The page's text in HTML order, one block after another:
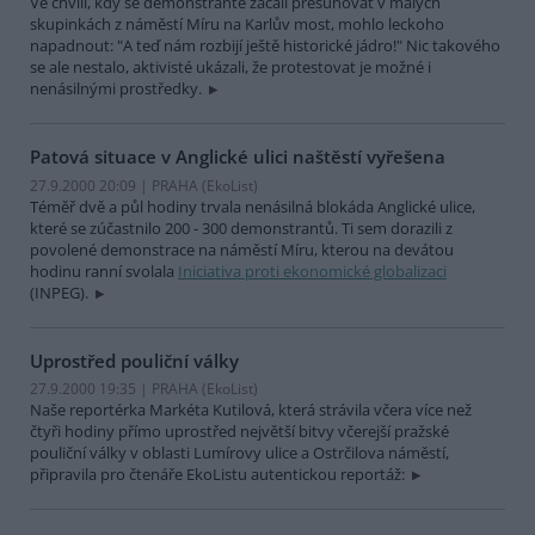
skupinkách z náměstí Míru na Karlův most, mohlo leckoho
napadnout: "A teď nám rozbijí ještě historické jádro!" Nic takového
se ale nestalo, aktivisté ukázali, že protestovat je možné i
nenásilnými prostředky.
Patová situace v Anglické ulici naštěstí vyřešena
27.9.2000 20:09 | PRAHA (EkoList)
Téměř dvě a půl hodiny trvala nenásilná blokáda Anglické ulice,
které se zúčastnilo 200 - 300 demonstrantů. Ti sem dorazili z
povolené demonstrace na náměstí Míru, kterou na devátou
hodinu ranní svolala Iniciativa proti ekonomické globalizaci
(INPEG).
Uprostřed pouliční války
27.9.2000 19:35 | PRAHA (EkoList)
Naše reportérka Markéta Kutilová, která strávila včera více než
čtyři hodiny přímo uprostřed největší bitvy včerejší pražské
pouliční války v oblasti Lumírovy ulice a Ostrčilova náměstí,
připravila pro čtenáře EkoListu autentickou reportáž: